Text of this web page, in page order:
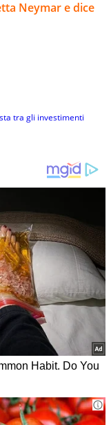
Neymar e dice
tra gli investimenti